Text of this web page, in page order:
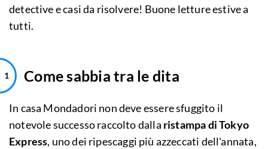
detective e casi da risolvere! Buone letture estive a
tutti.
Come sabbia tra le dita
In casa Mondadori non deve essere sfuggito il
notevole successo raccolto dalla ristampa di Tokyo
Express, uno dei ripescaggi più azzeccati dell'annata,